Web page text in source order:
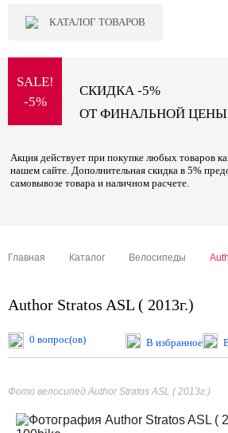
КАТАЛОГ ТОВАРОВ
SALE!
-5%
СКИДКА -5%
ОТ ФИНАЛЬНОЙ ЦЕНЫ
Акция действует при покупке любых товаров
нашем сайте. Дополнительная скидка в 5%
самовывозе товара и наличном расчете.
Главная Каталог Велосипеды
Author Stratos ASL ( 2013г.)
0 вопрос(ов) В избранное
Фото велосипед Author Stratos ASL ( 2013г.)